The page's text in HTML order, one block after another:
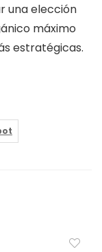
una elección
máximo
estratégicas.